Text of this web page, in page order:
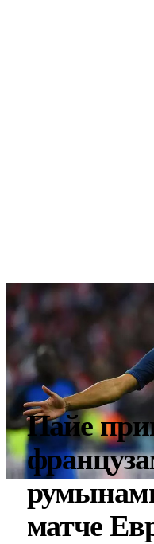
Пайе
матче